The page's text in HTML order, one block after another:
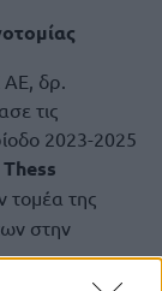
ΑΕ, δρ.
τις
2023-2025
Thess
τομέα της
στην